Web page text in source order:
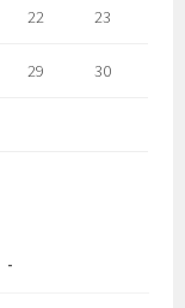
22 23
29 30